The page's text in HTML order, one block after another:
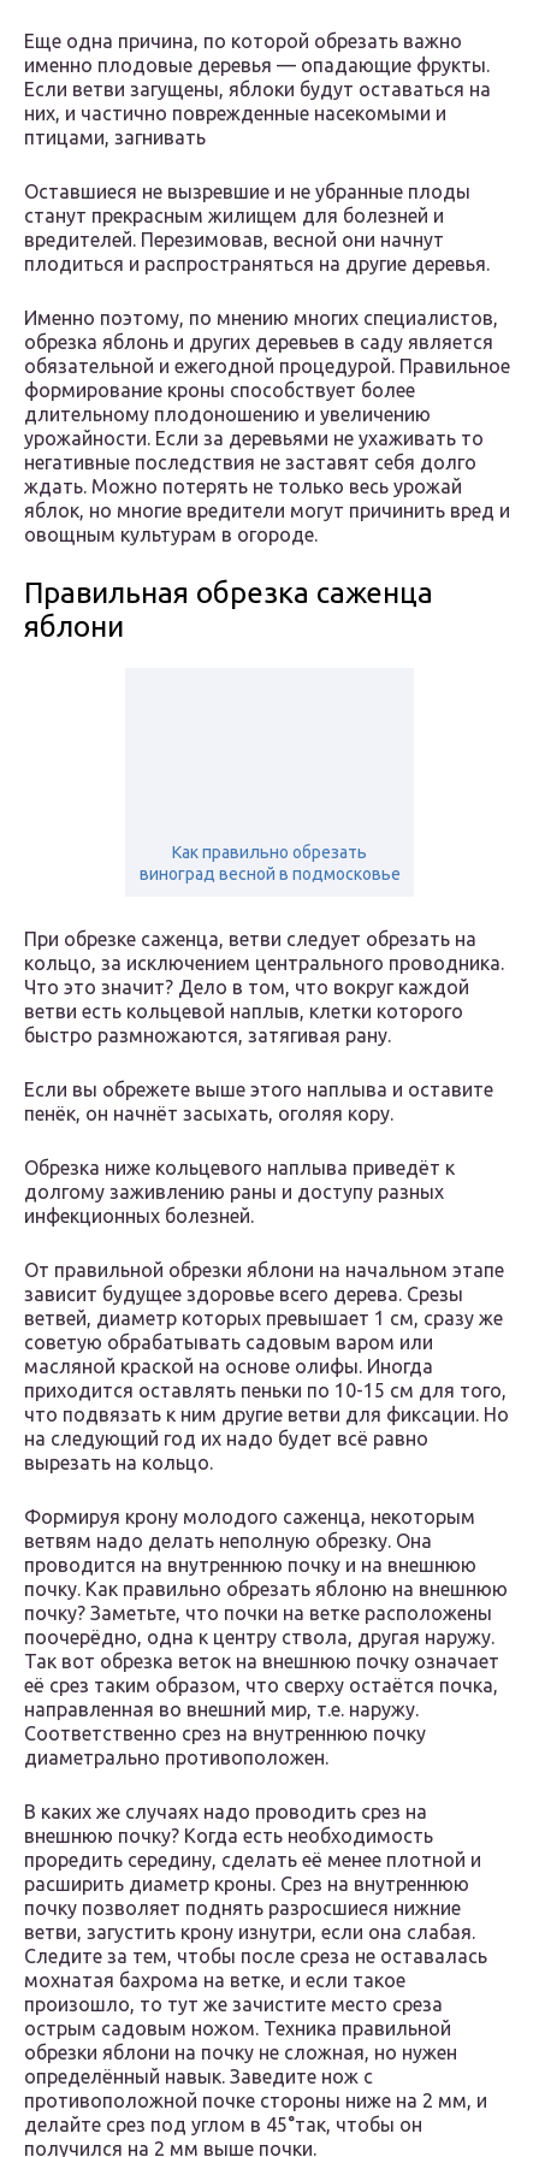
Еще одна причина, по которой обрезать важно
именно плодовые деревья — опадающие фрукты.
Если ветви загущены, яблоки будут оставаться на
них, и частично поврежденные насекомыми и
птицами, загнивать
Оставшиеся не вызревшие и не убранные плоды
станут прекрасным жилищем для болезней и
вредителей. Перезимовав, весной они начнут
плодиться и распространяться на другие деревья.
Именно поэтому, по мнению многих специалистов,
обрезка яблонь и других деревьев в саду является
обязательной и ежегодной процедурой. Правильное
формирование кроны способствует более
длительному плодоношению и увеличению
урожайности. Если за деревьями не ухаживать то
негативные последствия не заставят себя долго
ждать. Можно потерять не только весь урожай
яблок, но многие вредители могут причинить вред и
овощным культурам в огороде.
Правильная обрезка саженца
яблони
Как правильно обрезать
виноград весной в подмосковье
При обрезке саженца, ветви следует обрезать на
кольцо, за исключением центрального проводника.
Что это значит? Дело в том, что вокруг каждой
ветви есть кольцевой наплыв, клетки которого
быстро размножаются, затягивая рану.
Если вы обрежете выше этого наплыва и оставите
пенёк, он начнёт засыхать, оголяя кору.
Обрезка ниже кольцевого наплыва приведёт к
долгому заживлению раны и доступу разных
инфекционных болезней.
От правильной обрезки яблони на начальном этапе
зависит будущее здоровье всего дерева. Срезы
ветвей, диаметр которых превышает 1 см, сразу же
советую обрабатывать садовым варом или
масляной краской на основе олифы. Иногда
приходится оставлять пеньки по 10-15 см для того,
что подвязать к ним другие ветви для фиксации. Но
на следующий год их надо будет всё равно
вырезать на кольцо.
Формируя крону молодого саженца, некоторым
ветвям надо делать неполную обрезку. Она
проводится на внутреннюю почку и на внешнюю
почку. Как правильно обрезать яблоню на внешнюю
почку? Заметьте, что почки на ветке расположены
поочерёдно, одна к центру ствола, другая наружу.
Так вот обрезка веток на внешнюю почку означает
её срез таким образом, что сверху остаётся почка,
направленная во внешний мир, т.е. наружу.
Соответственно срез на внутреннюю почку
диаметрально противоположен.
В каких же случаях надо проводить срез на
внешнюю почку? Когда есть необходимость
проредить середину, сделать её менее плотной и
расширить диаметр кроны. Срез на внутреннюю
почку позволяет поднять разросшиеся нижние
ветви, загустить крону изнутри, если она слабая.
Следите за тем, чтобы после среза не оставалась
мохнатая бахрома на ветке, и если такое
произошло, то тут же зачистите место среза
острым садовым ножом. Техника правильной
обрезки яблони на почку не сложная, но нужен
определённый навык. Заведите нож с
противоположной почке стороны ниже на 2 мм, и
делайте срез под углом в 45°так, чтобы он
получился на 2 мм выше почки.